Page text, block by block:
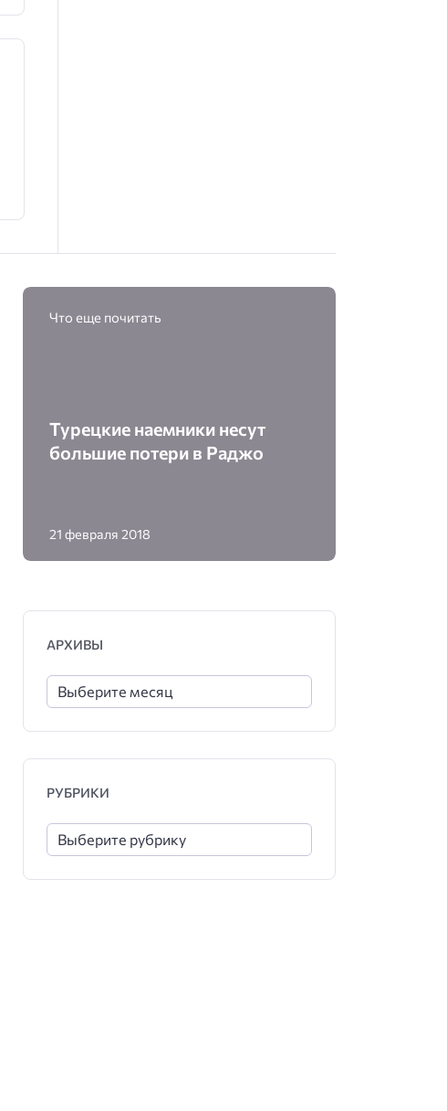
Что еще почитать
Турецкие наемники несут
большие потери в Раджо
21 февраля 2018
АРХИВЫ
РУБРИКИ